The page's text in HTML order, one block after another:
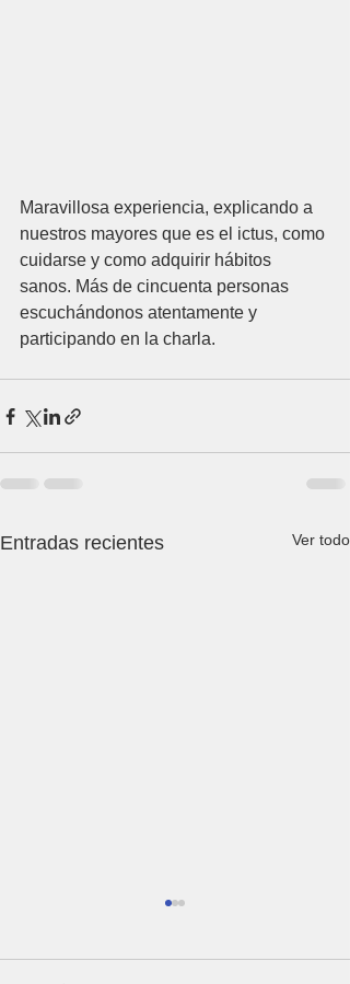
Maravillosa experiencia, explicando a
nuestros mayores que es el ictus, como
cuidarse y como adquirir hábitos
sanos. Más de cincuenta personas
escuchándonos atentamente y
participando en la charla.
Entradas recientes Ver todo